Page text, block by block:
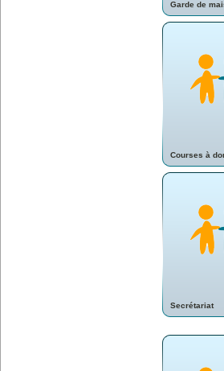
Garde de
Courses à
Secrétariat